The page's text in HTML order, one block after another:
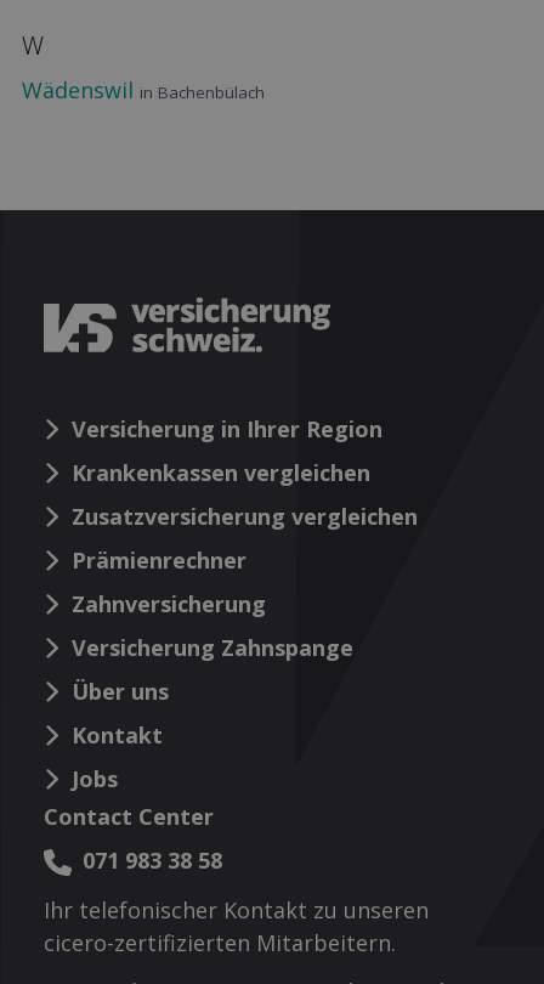
W
Wädenswil in Bachenbülach
Versicherung in Ihrer Region
Krankenkassen vergleichen
Zusatzversicherung vergleichen
Prämienrechner
Zahnversicherung
Versicherung Zahnspange
Über uns
Kontakt
Jobs
Contact Center
071 983 38 58
Ihr telefonischer Kontakt zu unseren
cicero-zertifizierten Mitarbeitern.